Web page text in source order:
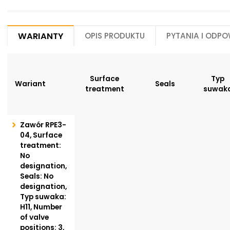
Warianty Opis produktu Pytania i
Wariant
Surface
treatment
Seals
Typ
Zawór RPE3-
04, Surface
treatment:
No
designation,
Seals: No
designation,
Typ suwaka:
H11, Number
of valve
positions: 3,